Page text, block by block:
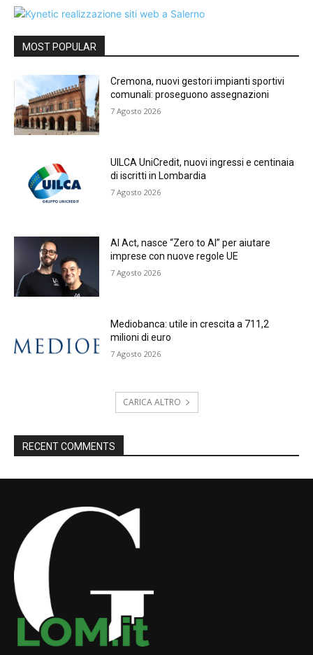
MOST POPULAR
Cremona, nuovi gestori impianti sportivi
comunali: proseguono assegnazioni
7 Agosto 2026
UILCA UniCredit, nuovi ingressi e centinaia
di iscritti in Lombardia
7 Agosto 2026
AI Act, nasce “Zero to AI” per aiutare
imprese con nuove regole UE
7 Agosto 2026
Mediobanca: utile in crescita a 711,2
milioni di euro
7 Agosto 2026
CARICA ALTRO
RECENT COMMENTS